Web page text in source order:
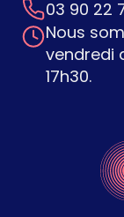
03 90 22
Nous
vendredi
17h30.